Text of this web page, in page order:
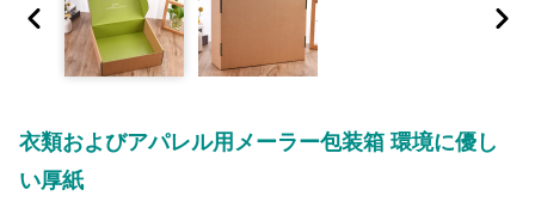
衣類およびアパレル用メーラー包装箱 環境に優し
い厚紙